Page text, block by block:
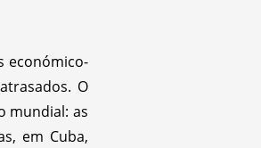
económico-
O
mundial: as
em Cuba,